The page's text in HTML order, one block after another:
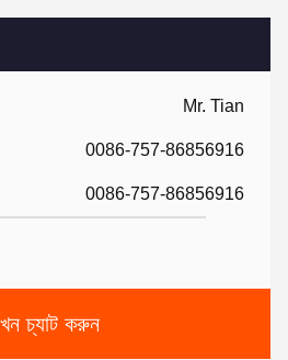
Mr. Tian
0086-757-86856916
0086-757-86856916
চ্যাট করুন